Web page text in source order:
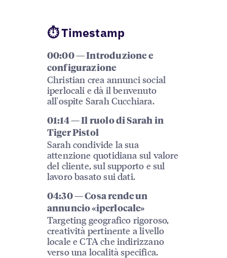
⏱ Timestamp
00:00 — Introduzione e
configurazione
Christian crea annunci social
iperlocali e dà il benvenuto
all'ospite Sarah Cucchiara.
01:14 — Il ruolo di Sarah in
Tiger Pistol
Sarah condivide la sua
attenzione quotidiana sul valore
del cliente, sul supporto e sul
lavoro basato sui dati.
04:30 — Cosa rende un
annuncio «iperlocale»
Targeting geografico rigoroso,
creatività pertinente a livello
locale e CTA che indirizzano
verso una località specifica.